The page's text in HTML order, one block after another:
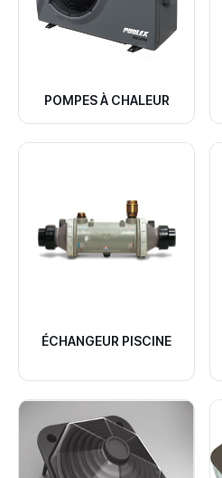
POMPES À CHALEUR
ÉCHANGEUR PISCINE